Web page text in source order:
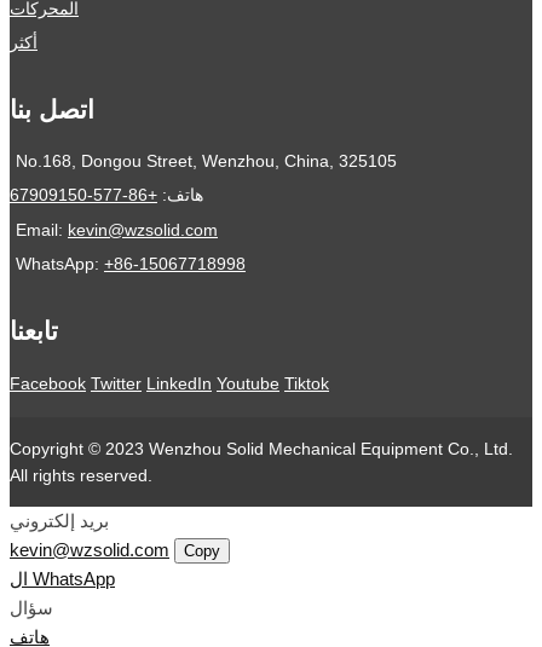
المحركات
أكثر
اتصل بنا
No.168, Dongou Street, Wenzhou, China, 325105
هاتف: +86-577-67909150
Email: kevin@wzsolid.com
WhatsApp: +86-15067718998
تابعنا
Facebook Twitter LinkedIn Youtube Tiktok
Copyright © 2023 Wenzhou Solid Mechanical Equipment Co., Ltd.
All rights reserved.
بريد إلكتروني
kevin@wzsolid.com
Copy
ال WhatsApp
سؤال
هاتف